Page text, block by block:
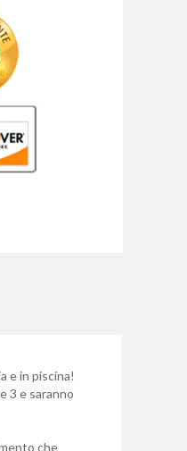
e in piscina!
3 e saranno
che